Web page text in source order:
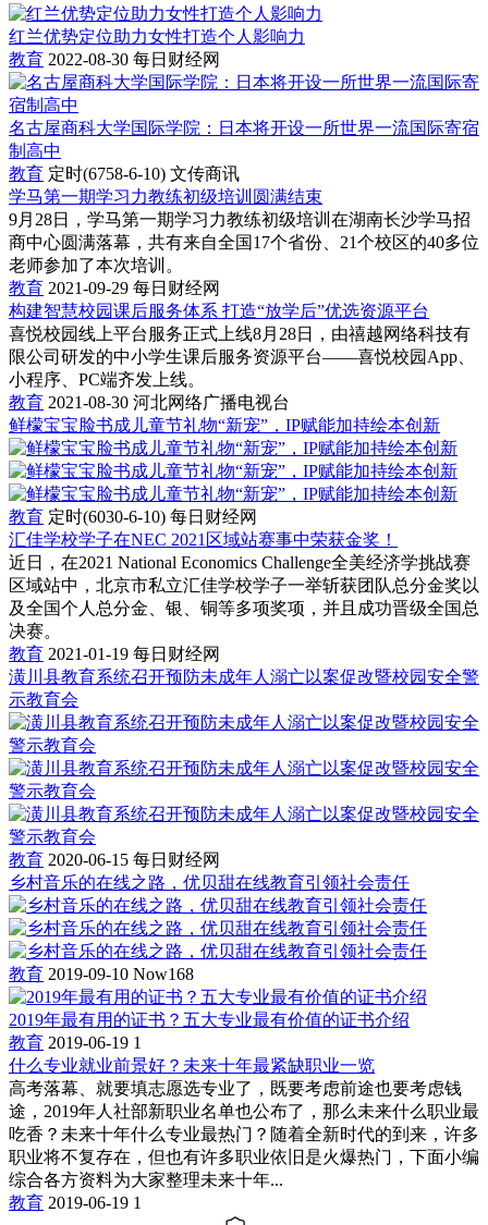
红兰优势定位助力女性打造个人影响力
教育 2022-08-30 每日财经网
名古屋商科大学国际学院：日本将开设一所世界一流国际寄宿
制高中
教育 定时(6758-6-10) 文传商讯
学马第一期学习力教练初级培训圆满结束
9月28日，学马第一期学习力教练初级培训在湖南长沙学马招
商中心圆满落幕，共有来自全国17个省份、21个校区的40多位
老师参加了本次培训。
教育 2021-09-29 每日财经网
构建智慧校园课后服务体系 打造“放学后”优选资源平台
喜悦校园线上平台服务正式上线8月28日，由禧越网络科技有
限公司研发的中小学生课后服务资源平台——喜悦校园App、
小程序、PC端齐发上线。
教育 2021-08-30 河北网络广播电视台
鲜檬宝宝脸书成儿童节礼物“新宠”，IP赋能加持绘本创新
教育 定时(6030-6-10) 每日财经网
汇佳学校学子在NEC 2021区域站赛事中荣获金奖！
近日，在2021 National Economics Challenge全美经济学挑战赛
区域站中，北京市私立汇佳学校学子一举斩获团队总分金奖以
及全国个人总分金、银、铜等多项奖项，并且成功晋级全国总
决赛。
教育 2021-01-19 每日财经网
潢川县教育系统召开预防未成年人溺亡以案促改暨校园安全警
示教育会
教育 2020-06-15 每日财经网
乡村音乐的在线之路，优贝甜在线教育引领社会责任
教育 2019-09-10 Now168
2019年最有用的证书？五大专业最有价值的证书介绍
教育 2019-06-19 1
什么专业就业前景好？未来十年最紧缺职业一览
高考落幕、就要填志愿选专业了，既要考虑前途也要考虑钱
途，2019年人社部新职业名单也公布了，那么未来什么职业最
吃香？未来十年什么专业最热门？随着全新时代的到来，许多
职业将不复存在，但也有许多职业依旧是火爆热门，下面小编
综合各方资料为大家整理未来十年...
教育 2019-06-19 1